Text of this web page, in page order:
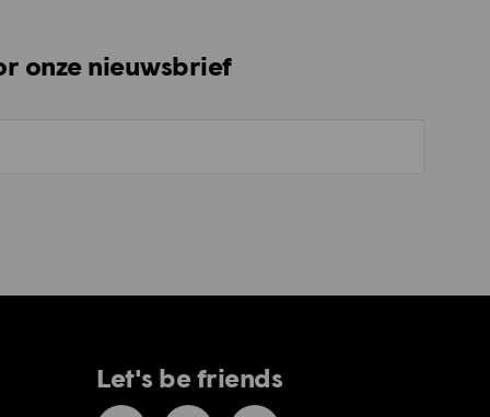
onze nieuwsbrief
Let's be friends